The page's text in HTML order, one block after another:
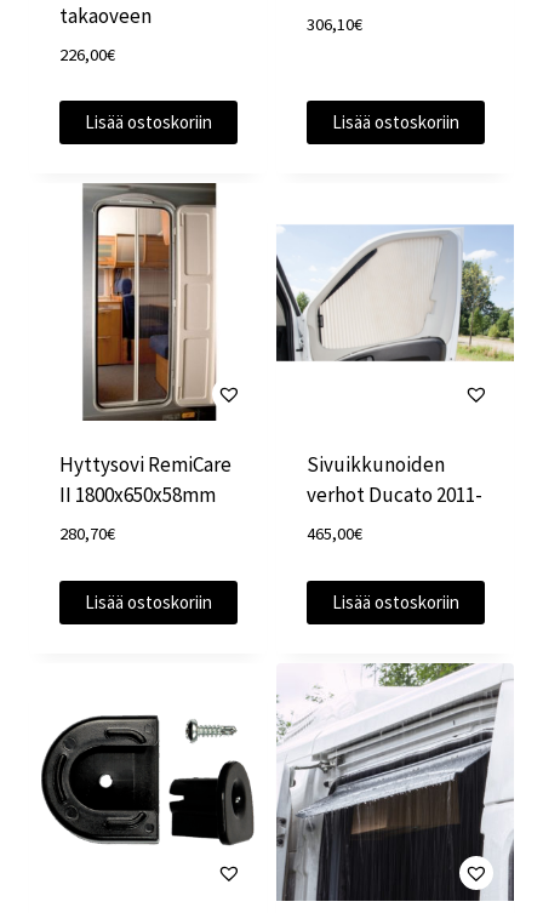
takaoveen
226,00€
Lisää ostoskoriin
306,10€
Lisää ostoskoriin
Hyttysovi RemiCare
II 1800x650x58mm
280,70€
Lisää ostoskoriin
Sivuikkunoiden
verhot Ducato 2011-
465,00€
Lisää ostoskoriin